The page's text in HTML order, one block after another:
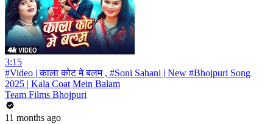
3:15
#Video | काला कोट मे बलम , #Soni Sahani | New #Bhojpuri Song
2025 | Kala Coat Mein Balam
Team Films Bhojpuri
11 months ago